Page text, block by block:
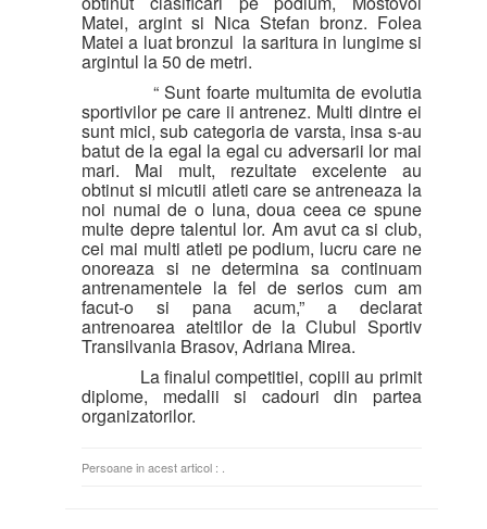
Matei, argint si Nica Stefan bronz. Folea
Matei a luat bronzul la saritura in lungime si
argintul la 50 de metri.
“ Sunt foarte multumita de evolutia
sportivilor pe care ii antrenez. Multi dintre ei
sunt mici, sub categoria de varsta, insa s-au
batut de la egal la egal cu adversarii lor mai
mari. Mai mult, rezultate excelente au
obtinut si micutii atleti care se antreneaza la
noi numai de o luna, doua ceea ce spune
multe depre talentul lor. Am avut ca si club,
cei mai multi atleti pe podium, lucru care ne
onoreaza si ne determina sa continuam
antrenamentele la fel de serios cum am
facut-o si pana acum,” a declarat
antrenoarea ateltilor de la Clubul Sportiv
Transilvania Brasov, Adriana Mirea.
La finalul competitiei, copiii au primit
diplome, medalii si cadouri din partea
organizatorilor.
Persoane in acest articol :